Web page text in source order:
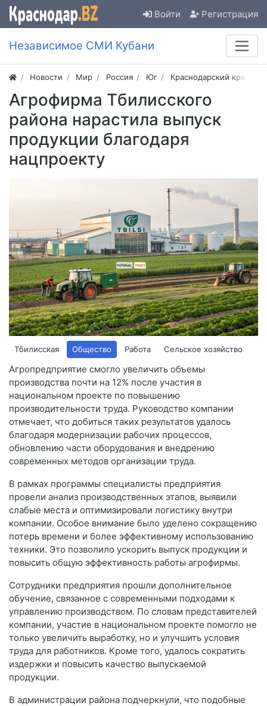
Войти Регистрация
Независимое СМИ Кубани
Новости Мир Россия Юг Краснодарский край
Агрофирма Тбилисского
района нарастила выпуск
продукции благодаря
нацпроекту
Тбилисская Общество Работа Сельское хозяйство
Агропредприятие смогло увеличить объемы
производства почти на 12% после участия в
национальном проекте по повышению
производительности труда. Руководство компании
отмечает, что добиться таких результатов удалось
благодаря модернизации рабочих процессов,
обновлению части оборудования и внедрению
современных методов организации труда.
В рамках программы специалисты предприятия
провели анализ производственных этапов, выявили
слабые места и оптимизировали логистику внутри
компании. Особое внимание было уделено сокращению
потерь времени и более эффективному использованию
техники. Это позволило ускорить выпуск продукции и
повысить общую эффективность работы агрофирмы.
Сотрудники предприятия прошли дополнительное
обучение, связанное с современными подходами к
управлению производством. По словам представителей
компании, участие в национальном проекте помогло не
только увеличить выработку, но и улучшить условия
труда для работников. Кроме того, удалось сократить
издержки и повысить качество выпускаемой
продукции.
В администрации района подчеркнули, что подобные